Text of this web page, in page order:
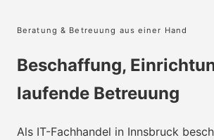
Beratung & Betreuung aus einer Hand
Beschaffung,
laufende Betreuung
Als IT-Fachhandel in Innsbruck